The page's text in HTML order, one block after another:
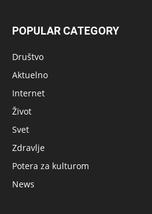
POPULAR CATEGORY
Društvo
Aktuelno
Internet
Život
Svet
Zdravlje
Potera za kulturom
News